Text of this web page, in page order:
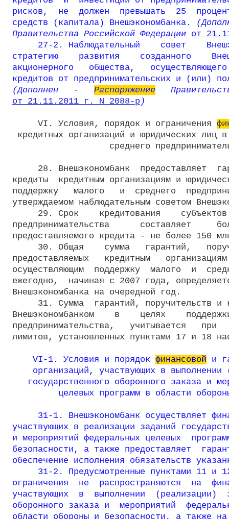
рисков,  не  должен  превышать  25
средств (капитала) Внешэкономбанка.
Правительства Российской Федерации от
27-2. Наблюдательный    совет
стратегию    развития    созданного
акционерного   общества,
кредитов от предпринимательских и (или)
(Дополнен   - Распоряжение
от 21.11.2011 г. N 2088-р )
     VI. Условия, порядок и ограничения
кредитных организаций и юридических лиц
среднего
28. Внешэкономбанк  предоставляет
кредиты  кредитным организациям и
поддержку   малого   и  среднего
утверждаемом наблюдательным советом
29. Срок    кредитования
предпринимательства      составляет
предоставляемого кредита - не более 150
30. Общая    сумма   гарантий,
предоставляемых   кредитным
осуществляющим  поддержку  малого  и
ежегодно,  начиная с 2007 года,
Внешэкономбанка на очередной год.
31. Сумма  гарантий, поручительств и
Внешэкономбанком    в    целях
предпринимательства,   учитывается   при
лимитов, установленных пунктами 17 и 18
    VI-1. Условия и порядок
финансовой и
организаций, участвующих в выполнении
государственного оборонного заказа и
целевых программ в области
31-1. Внешэкономбанк осуществляет
участвующих в реализации заданий
и мероприятий федеральных целевых
безопасности, а также предоставляет
обеспечение исполнения обязательств
31-2. Предусмотренные пунктами 11 и
ограничения  не  распространяются  на
участвующих  в  выполнении  (реализации)
оборонного заказа и  мероприятий
области обороны и безопасности, а также